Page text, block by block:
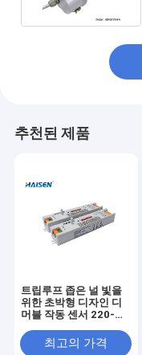
추천된 제품
트립루프 좁은 널 빛을
위한 초박형 디자인 디
머블 작동 센서 220-
최고의 가격